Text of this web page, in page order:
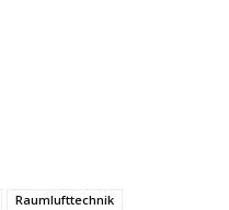
Raumlufttechnik